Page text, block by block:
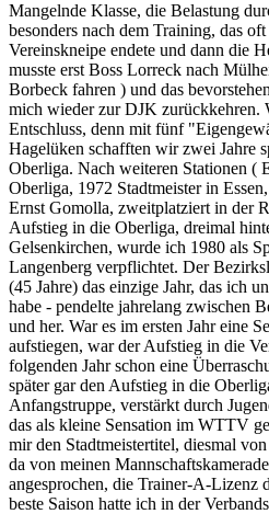
Mangelnde Klasse, die Belastung
besonders nach dem Training, das
Vereinskneipe endete und dann die
musste erst Boss Lorreck nach
Borbeck fahren ) und das
mich wieder zur DJK zurückkehren.
Entschluss, denn mit fünf
Hagelüken schafften wir zwei Jahre
Oberliga. Nach weiteren Stationen (
Oberliga, 1972 Stadtmeister in
Ernst Gomolla, zweitplatziert in der
Aufstieg in die Oberliga, dreimal
Gelsenkirchen, wurde ich 1980 als
Langenberg verpflichtet. Der
(45 Jahre) das einzige Jahr, das ich
habe - pendelte jahrelang zwischen
und her. War es im ersten Jahr eine
aufstiegen, war der Aufstieg in die
folgenden Jahr schon eine
später gar den Aufstieg in die
Anfangstruppe, verstärkt durch
das als kleine Sensation im WTTV
mir den Stadtmeistertitel, diesmal
da von meinen
angesprochen, die Trainer-A-Lizenz
beste Saison hatte ich in der